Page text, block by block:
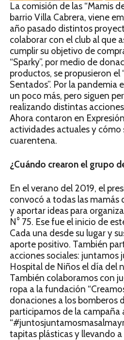
La comisión de las “Mamis
barrio Villa Cabrera, viene
año pasado distintos
colaborar con el club al que
cumplir su objetivo de
“Sparky”, por medio de
productos, se propusieron el
Sentados”. Por la pandemia
un poco más, pero siguen
realizando distintas
Ahora contaron en
actividades actuales y
cuarentena.
¿Cuándo crearon el grupo
En el verano del 2019, el
convocó a todas las mamás
y aportar ideas para
N° 75. Ese fue el inicio de
Cada una desde su lugar y
aporte positivo. También
acciones sociales: juntamos
Hospital de Niños el día del
También colaboramos con
ropa a la fundación
donaciones a los bomberos
participamos de la campaña
tapitas plásticas y llevando a